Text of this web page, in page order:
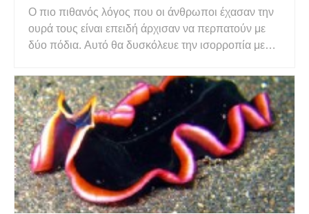
Ο πιο πιθανός λόγος που οι άνθρωποι έχασαν την
ουρά τους είναι επειδή άρχισαν να περπατούν με
δύο πόδια. Αυτό θα δυσκόλευε την ισορροπία με
οι άνθρωποι άρχιζαν να χρησιμοποιούν εργαλεία
και αυτοματισμούς, καθώς δεν τα χρειάζονταν
πλέον για να καταπο